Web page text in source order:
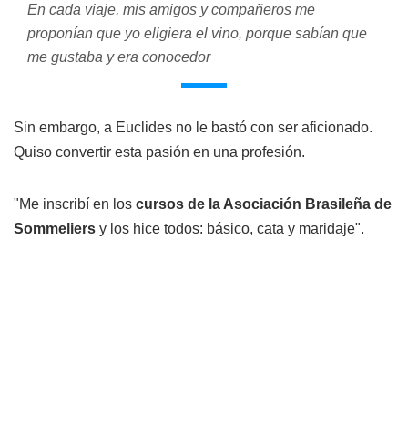
En cada viaje, mis amigos y compañeros me
proponían que yo eligiera el vino, porque sabían que
me gustaba y era conocedor
Sin embargo, a Euclides no le bastó con ser aficionado.
Quiso convertir esta pasión en una profesión.
"Me inscribí en los cursos de la Asociación Brasileña de
Sommeliers y los hice todos: básico, cata y maridaje".